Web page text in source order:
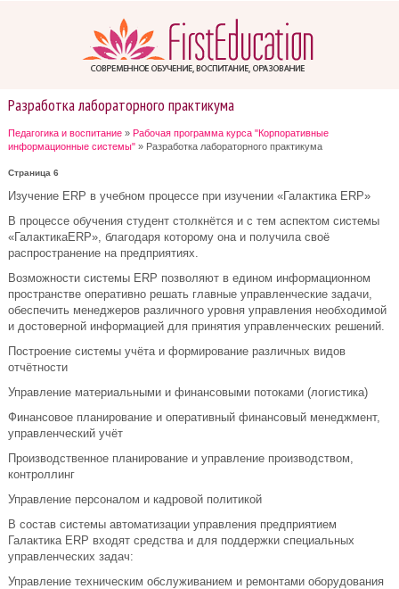
Разработка лабораторного практикума
Педагогика и воспитание » Рабочая программа курса "Корпоративные
информационные системы" » Разработка лабораторного практикума
Страница 6
Изучение ERP в учебном процессе при изучении «Галактика ERP»
В процессе обучения студент столкнётся и с тем аспектом системы
«ГалактикаERP», благодаря которому она и получила своё
распространение на предприятиях.
Возможности системы ERP позволяют в едином информационном
пространстве оперативно решать главные управленческие задачи,
обеспечить менеджеров различного уровня управления необходимой
и достоверной информацией для принятия управленческих решений.
Построение системы учёта и формирование различных видов
отчётности
Управление материальными и финансовыми потоками (логистика)
Финансовое планирование и оперативный финансовый менеджмент,
управленческий учёт
Производственное планирование и управление производством,
контроллинг
Управление персоналом и кадровой политикой
В состав системы автоматизации управления предприятием
Галактика ERP входят средства и для поддержки специальных
управленческих задач:
Управление техническим обслуживанием и ремонтами оборудования